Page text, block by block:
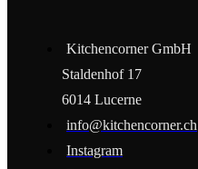
Kitchencorner GmbH
Staldenhof 17
6014 Lucerne
info@kitchencorner.ch
Instagram